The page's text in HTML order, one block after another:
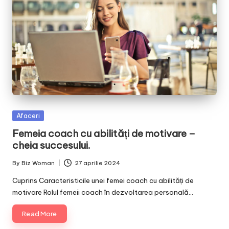
Posted
Afaceri
Femeia coach cu abilități de motivare –
cheia succesului.
Posted
by
By Biz Woman 27 aprilie 2024
Cuprins Caracteristicile unei femei coach cu abilități de
motivare Rolul femeii coach în dezvoltarea personală…
Read More